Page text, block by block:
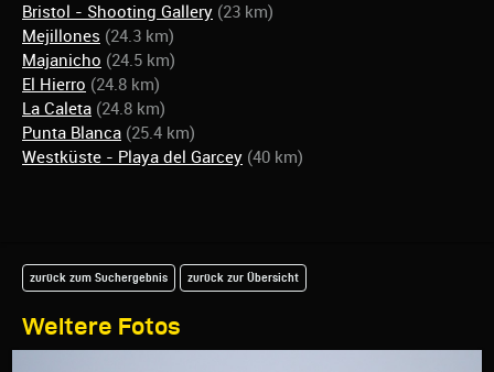
Bristol - Shooting Gallery (23 km)
Mejillones (24.3 km)
Majanicho (24.5 km)
El Hierro (24.8 km)
La Caleta (24.8 km)
Punta Blanca (25.4 km)
Westküste - Playa del Garcey (40 km)
Weitere Fotos
zurück zum Suchergebnis zurück zur Übersicht